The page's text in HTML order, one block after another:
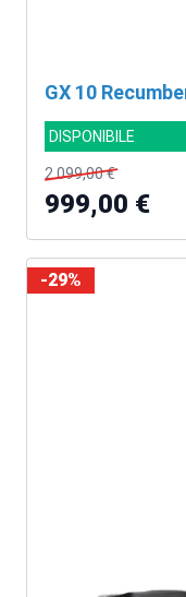
GX 10
DISPONIBILE
2.099,00 €
999,00 €
-29%